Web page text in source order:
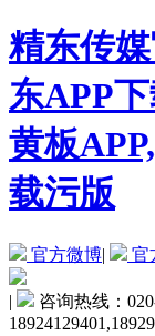
精东传
东APP
黄板
载污版
官方微博| 官
|
咨询热线：